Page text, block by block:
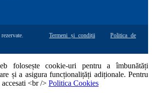
rezervate.Termeni și condiții
Politica de
folosește cookie-uri pentru a îmbunătăți
și a asigura funcționalițăți adiționale. Pentru
<br /> Politica Cookies